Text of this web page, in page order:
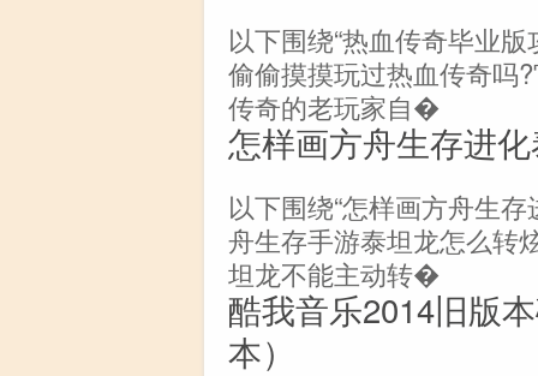
以下围绕“热血传奇毕业
偷偷摸摸玩过热血传奇吗
传奇的老玩家自�
怎样画方舟生存进
以下围绕“怎样画方舟生
舟生存手游泰坦龙怎么转
坦龙不能主动转�
酷我音乐2014旧版
本）